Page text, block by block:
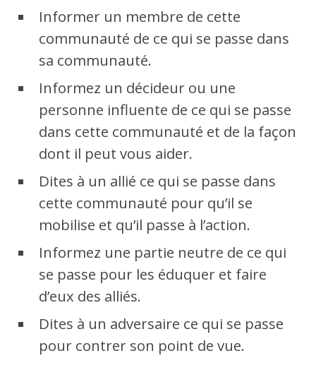
Informer un membre de cette
communauté de ce qui se passe dans
sa communauté.
Informez un décideur ou une
personne influente de ce qui se passe
dans cette communauté et de la façon
dont il peut vous aider.
Dites à un allié ce qui se passe dans
cette communauté pour qu’il se
mobilise et qu’il passe à l’action.
Informez une partie neutre de ce qui
se passe pour les éduquer et faire
d’eux des alliés.
Dites à un adversaire ce qui se passe
pour contrer son point de vue.